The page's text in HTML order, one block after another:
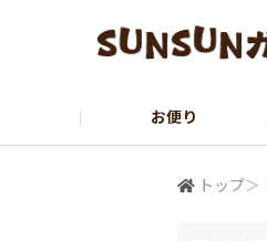
お便り
トップ＞